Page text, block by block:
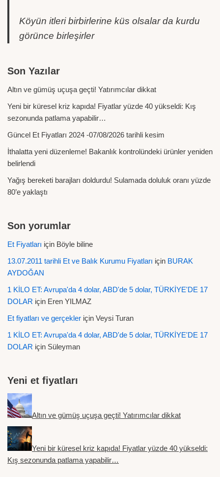
Köyün itleri birbirlerine küs olsalar da kurdu
görünce birleşirler
Son Yazılar
Altın ve gümüş uçuşa geçti! Yatırımcılar dikkat
Yeni bir küresel kriz kapıda! Fiyatlar yüzde 40 yükseldi: Kış
sezonunda patlama yapabilir…
Güncel Et Fiyatları 2024 -07/08/2026 tarihli kesim
İthalatta yeni düzenleme! Bakanlık kontrolündeki ürünler yeniden
belirlendi
Yağış bereketi barajları doldurdu! Sulamada doluluk oranı yüzde
80’e yaklaştı
Son yorumlar
Et Fiyatları için Böyle biline
13.07.2011 tarihli Et ve Balık Kurumu Fiyatları için BURAK
AYDOĞAN
1 KİLO ET: Avrupa'da 4 dolar, ABD'de 5 dolar, TÜRKİYE'DE 17
DOLAR için Eren YILMAZ
Et fiyatları ve gerçekler için Veysi Turan
1 KİLO ET: Avrupa'da 4 dolar, ABD'de 5 dolar, TÜRKİYE'DE 17
DOLAR için Süleyman
Yeni et fiyatları
Altın ve gümüş uçuşa geçti! Yatırımcılar dikkat
Yeni bir küresel kriz kapıda! Fiyatlar yüzde 40 yükseldi:
Kış sezonunda patlama yapabilir…